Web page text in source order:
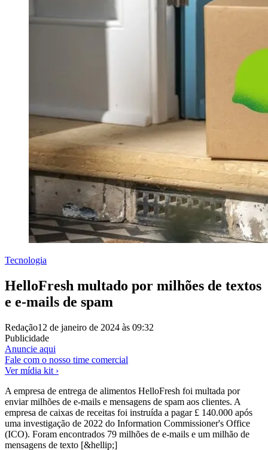
Tecnologia
HelloFresh multado por milhões de textos
e e-mails de spam
Redação12 de janeiro de 2024 às 09:32
Publicidade
Anuncie aqui
Fale com o nosso time comercial
Ver mídia kit ›
A empresa de entrega de alimentos HelloFresh foi multada por
enviar milhões de e-mails e mensagens de spam aos clientes. A
empresa de caixas de receitas foi instruída a pagar £ 140.000 após
uma investigação de 2022 do Information Commissioner's Office
(ICO). Foram encontrados 79 milhões de e-mails e um milhão de
mensagens de texto [&hellip;]